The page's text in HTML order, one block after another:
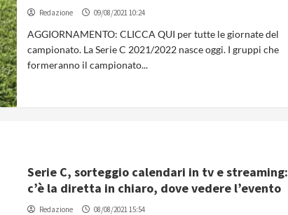
Redazione 09/08/2021 10:24
AGGIORNAMENTO: CLICCA QUI per tutte le giornate del
campionato. La Serie C 2021/2022 nasce oggi. I gruppi che
formeranno il campionato...
Serie C, sorteggio calendari in tv e streaming:
c’è la diretta in chiaro, dove vedere l’evento
Redazione 08/08/2021 15:54